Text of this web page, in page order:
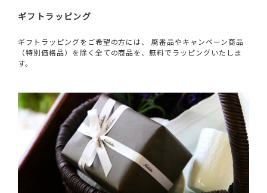
ギフトラッピング
ギフトラッピングをご希望の方には、 廃番品やキャンペーン商品
（特別価格品）を除く全ての商品を、無料でラッピングいたしま
す。